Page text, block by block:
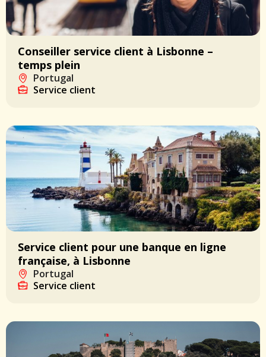
Conseiller service client à Lisbonne –
temps plein
Portugal
Service client
Service client pour une banque en ligne
française, à Lisbonne
Portugal
Service client